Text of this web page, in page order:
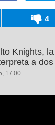
4
Knights,
a
17:00